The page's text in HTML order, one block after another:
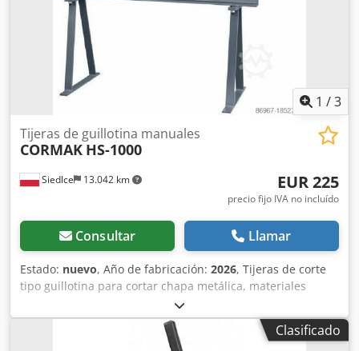
1 /3
Siedlce 13.042 km
Tijeras de guillotina manuales
CORMAK HS-1000
EUR 225
precio fijo IVA no incluído
Consultar Llamar
Estado: nuevo, Año de fabricación: 2026, Tijeras de corte
tipo guillotina para cortar chapa metálica, materiales
blandos, linóleo y plásticos. La construcción sólida y el uso
de hojas de acero de alta calidad garantizan un corte
preciso de diversos materiales. La máquina requiere poco
Clasificado